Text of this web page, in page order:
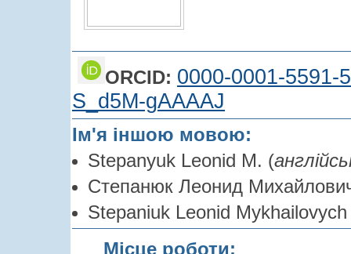
ORCID: 0000-0001-5591-
S_d5M-gAAAAJ
Ім'я іншою мовою:
Stepanyuk Leonid M. (
Степанюк Леонид
Stepaniuk Leonid
Місце роботи: